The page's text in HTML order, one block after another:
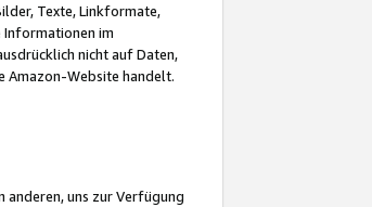
Texte, Linkformate,
Informationen im
nicht auf Daten,
Amazon-Website handelt.
anderen, uns zur Verfügung